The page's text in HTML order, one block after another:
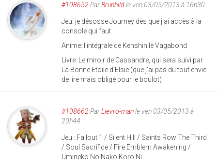
#108652 ParBrunhildle ven 03/05/2013 à 16h30
Jeu: je désosse Journey dès que j'ai accès à la
console qui faut
Anime: l'intégrale de Kenshin le Vagabond
Livre: Le miroir de Cassandre, qui sera suivi par
La Bonne Etoile d'Elsie (que j'ai pas du tout envie
de lire mais obligé pour le boulot)
#108662 ParLievro-manle ven 03/05/2013 à
20h44
Jeu : Fallout 1 / Silent Hill / Saints Row The Third
/ Soul Sacrifice / Fire Emblem Awakening /
Umineko No Nako Koro Ni